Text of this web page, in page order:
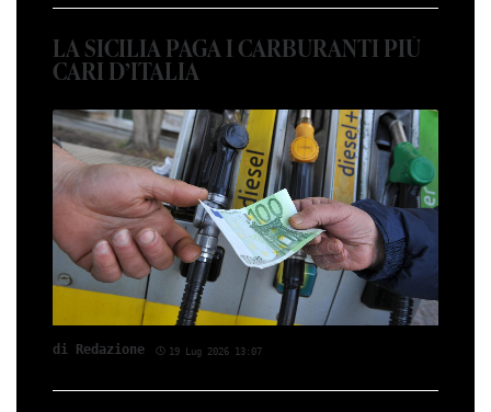
LA SICILIA PAGA I CARBURANTI PIÙ
CARI D’ITALIA
di Red­azio­ne 19 Lug 2026 13:07